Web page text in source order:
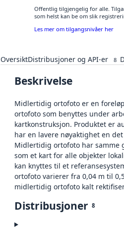
Offentlig tilgjengelig for alle.
som helst kan be om slik
Les mer om tilgangsnivåer her
OversiktDistribusjoner og API-er 8
Beskrivelse
Midlertidig ortofoto er en
ortofoto som benyttes under
kartkonstruksjon. Produktet er
har en lavere nøyaktighet en
Midlertidig ortofoto har samme
som et kart for alle objekter
kan knyttes til et
ortofoto varierer fra 0,04 m til
midlertidig ortofoto kalt
Distribusjoner 8